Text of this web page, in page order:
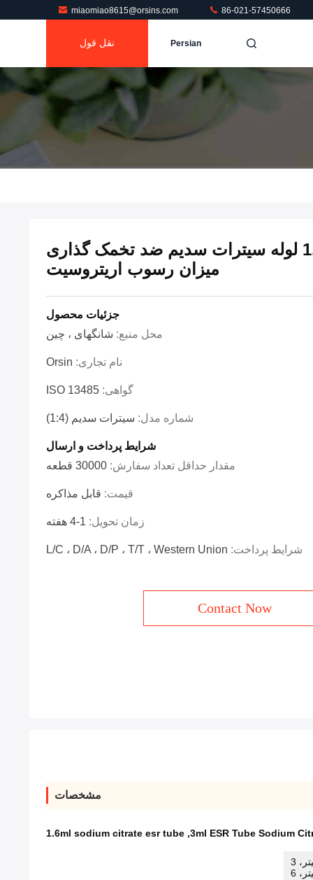
miaomiao8615@orsins.com 86-021-57450666
Persian نقل قول
1.6ml 2ml 3ml 4ml ESR لوله سیترات سدیم ضد تخمک گذاری
میزان رسوب اریتروسیت
جزئیات محصول
محل منبع: شانگهای ، چین
نام تجاری: Orsin
گواهی: ISO 13485
شماره مدل: سیترات سدیم (1:4)
شرایط پرداخت و ارسال
مقدار حداقل تعداد سفارش: 30000 قطعه
قیمت: قابل مذاکره
زمان تحویل: 1-4 هفته
شرایط پرداخت: L/C ، D/A ، D/P ، T/T ، Western Union
Contact Now
مشخصات
3ml ESR Tube Sodium
,
1.6ml sodium citrate esr tube
1 میلی لیتر، 1.6 میلی لیتر، 2 میلی لیتر، 3
میلی لیتر، 4 میلی لیتر، 5 میلی لیتر، 6